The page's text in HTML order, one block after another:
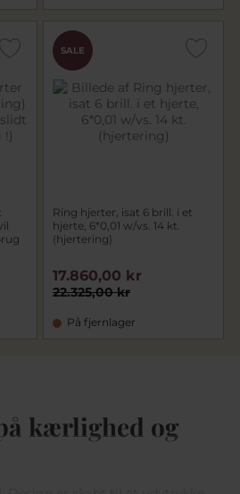
SALE
Ring hjerter, isat 6 brill. i et
hjerte, 6*0,01 w/vs. 14 kt.
(hjertering)
22.325,00 kr
17.860,00 kr
På fjernlager
kærlighed og